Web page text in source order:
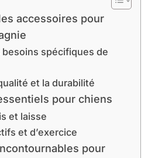
accessoires pour
spécifiques de
et la durabilité
pour chiens
et laisse
et d’exercice
pour